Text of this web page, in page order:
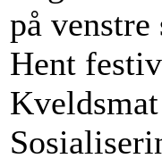
på
Hent